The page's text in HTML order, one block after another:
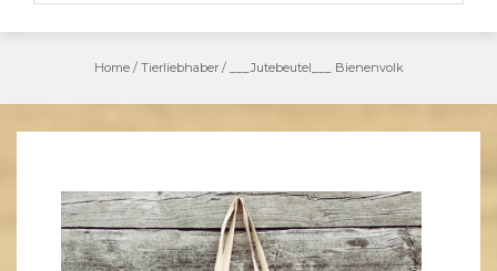
Home/ Tierliebhaber/ ___Jutebeutel___ Bienenvolk